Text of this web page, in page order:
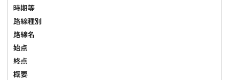
時期等
路線種別
路線名
始点
終点
概要